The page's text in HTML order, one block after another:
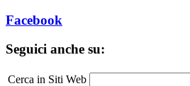
Facebook
Seguici anche su:
Cerca in Siti Web